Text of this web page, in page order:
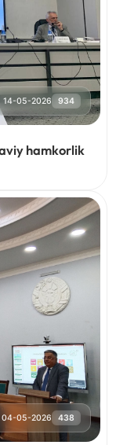
14-05-2026 934
hamkorlik
04-05-2026 438